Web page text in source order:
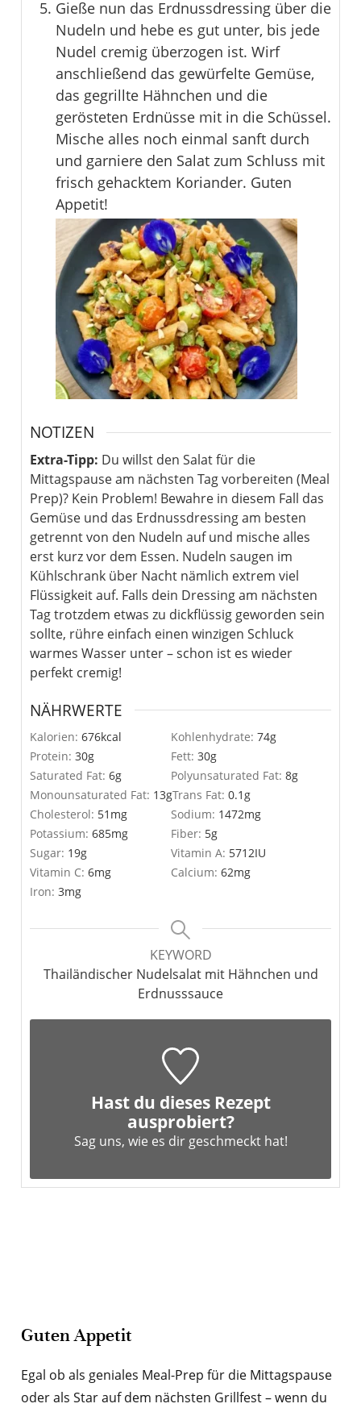
Gieße nun das Erdnussdressing über die
Nudeln und hebe es gut unter, bis jede
Nudel cremig überzogen ist. Wirf
anschließend das gewürfelte Gemüse,
das gegrillte Hähnchen und die
gerösteten Erdnüsse mit in die Schüssel.
Mische alles noch einmal sanft durch
und garniere den Salat zum Schluss mit
frisch gehacktem Koriander. Guten
Appetit!
NOTIZEN
Extra-Tipp: Du willst den Salat für die
Mittagspause am nächsten Tag vorbereiten (Meal
Prep)? Kein Problem! Bewahre in diesem Fall das
Gemüse und das Erdnussdressing am besten
getrennt von den Nudeln auf und mische alles
erst kurz vor dem Essen. Nudeln saugen im
Kühlschrank über Nacht nämlich extrem viel
Flüssigkeit auf. Falls dein Dressing am nächsten
Tag trotzdem etwas zu dickflüssig geworden sein
sollte, rühre einfach einen winzigen Schluck
warmes Wasser unter – schon ist es wieder
perfekt cremig!
NÄHRWERTE
Kalorien: 676kcal Kohlenhydrate: 74g
Protein: 30g Fett: 30g
Saturated Fat: 6g Polyunsaturated Fat: 8g
Monounsaturated Fat: 13gTrans Fat: 0.1g
Cholesterol: 51 mg Sodium: 1472mg
Potassium: 685mg Fiber: 5g
Sugar: 19g Vitamin A: 5712IU
Vitamin C: 6mg Calcium: 62mg
Iron: 3mg
KEYWORD
Thailändischer Nudelsalat mit Hähnchen und
Erdnusssauce
Hast du dieses Rezept
ausprobiert?
Sag uns, wie es dir geschmeckt hat!
Guten Appetit
Egal ob als geniales Meal-Prep für die Mittagspause
oder als Star auf dem nächsten Grillfest – wenn du